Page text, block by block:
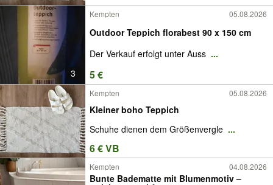
3
Kempten 05.08.2026
Outdoor Teppich florabest 90 x 150 cm
Der Verkauf erfolgt unter Auss ...
5 €
Kempten 05.08.2026
Kleiner boho Teppich
Schuhe dienen dem Größenvergle ...
6 € VB
Kempten 04.08.2026
Bunte Badematte mit Blumenmotiv –